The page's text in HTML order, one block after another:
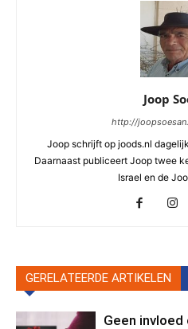
Joop
http://
Joop schrijft op joods.nl
Daarnaast publiceert Joop twee
Israel en de
GERELATEERDE ARTIKELEN
Geen